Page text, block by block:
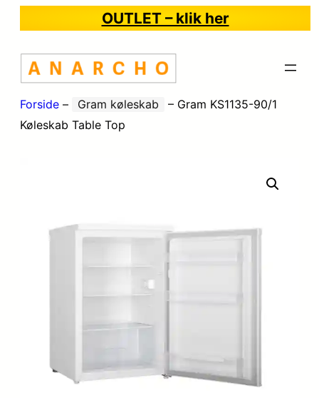
OUTLET – klik her
Forside – Gram køleskab – Gram KS1135-90/1
Køleskab Table Top